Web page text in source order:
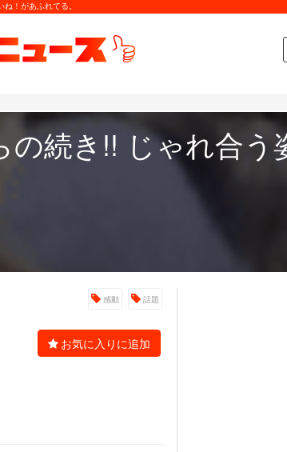
！があふれてる。
続き!! じゃれ合う
感動 話題
お気に入りに追加